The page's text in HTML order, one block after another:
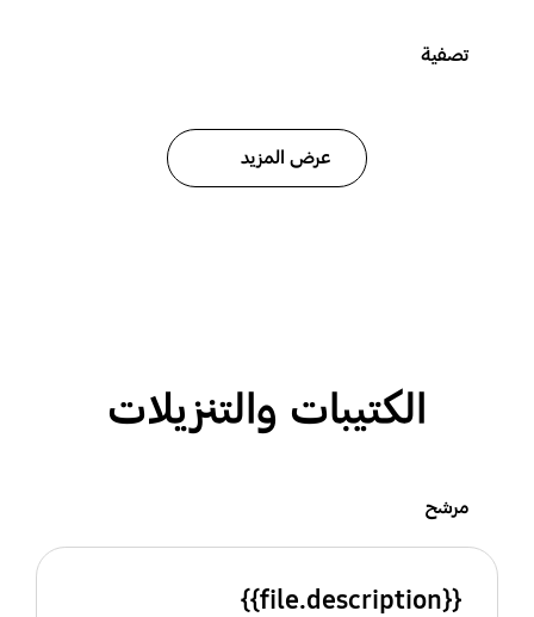
تصفية
عرض المزيد
الكتيبات والتنزيلات
مرشح
{{file.description}}